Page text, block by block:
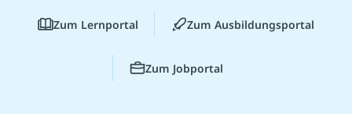
Zum Lernportal Zum Ausbildungsportal
Zum Jobportal